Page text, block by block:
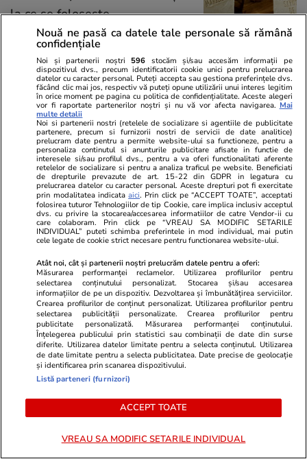
la ce se folosește
Lifestyle 11 iul.
Câte calorii au cireșele și ce
nutrienți conțin
Lifestyle 14 iul.
Ce este făina de tapioca și în ce
rețete poate fi folosită
Știri România
Atac cibernetic masiv la ANCPI.
Nouă ne pasă ca datele tale personale să rămână
confidențiale
Noi și partenerii noștri 596 stocăm și/sau accesăm informații pe
dispozitivul dvs., precum identificatorii cookie unici pentru prelucrarea
datelor cu caracter personal. Puteți accepta sau gestiona preferințele dvs.
făcând clic mai jos, respectiv vă puteți opune utilizării unui interes legitim
în orice moment pe pagina cu politica de confidențialitate. Aceste alegeri
vor fi raportate partenerilor noștri și nu vă vor afecta navigarea. Mai
multe detalii
Noi si partenerii nostri (retelele de socializare si agentiile de publicitate
partenere, precum si furnizorii nostri de servicii de date analitice)
prelucram date pentru a permite website-ului sa functioneze, pentru a
personaliza continutul si anunturile publicitare afisate in functie de
interesele si/sau profilul dvs., pentru a va oferi functionalitati aferente
retelelor de socializare si pentru a analiza traficul pe website. Beneficiati
de drepturile prevazute de art. 15-22 din GDPR in legatura cu
prelucrarea datelor cu caracter personal. Aceste drepturi pot fi exercitate
prin modalitatea indicataaici. Prin click pe “ACCEPT TOATE”, acceptati
folosirea tuturor Tehnologiilor de tip Cookie, care implica inclusiv acceptul
dvs. cu privire la stocarea/accesarea informatiilor de catre Vendor-ii cu
care colaboram. Prin click pe “VREAU SA MODIFIC SETARILE
INDIVIDUAL” puteti schimba preferintele in mod individual, mai putin
cele legate de cookie strict necesare pentru functionarea website-ului.
Atât noi, cât și partenerii noștri prelucrăm datele pentru a oferi:
Măsurarea performanței reclamelor. Utilizarea profilurilor pentru
selectarea conținutului personalizat. Stocarea și/sau accesarea
informațiilor de pe un dispozitiv. Dezvoltarea și îmbunătățirea serviciilor.
Crearea profilurilor de conținut personalizat. Utilizarea profilurilor pentru
selectarea publicității personalizate. Crearea profilurilor pentru
publicitate personalizată. Măsurarea performanței conținutului.
Înțelegerea publicului prin statistici sau combinații de date din surse
diferite. Utilizarea datelor limitate pentru a selecta conținutul. Utilizarea
de date limitate pentru a selecta publicitatea. Date precise de geolocație
și identificarea prin scanarea dispozitivului.
Listă parteneri (furnizori)
ACCEPT TOATE
VREAU SA MODIFIC SETARILE INDIVIDUAL